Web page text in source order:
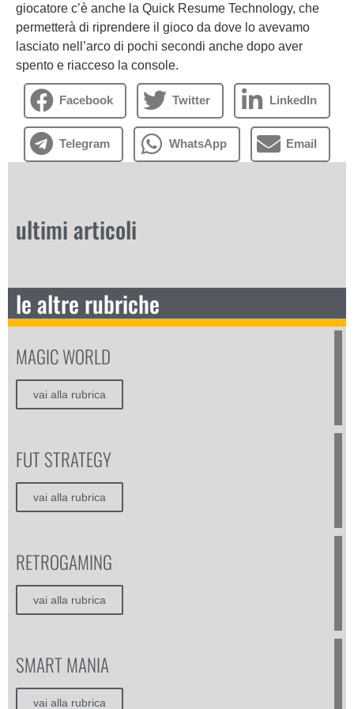
giocatore c’è anche la Quick Resume Technology, che
permetterà di riprendere il gioco da dove lo avevamo
lasciato nell’arco di pochi secondi anche dopo aver
spento e riacceso la console.
Facebook Twitter LinkedIn
Telegram WhatsApp Email
ultimi articoli
le altre rubriche
MAGIC WORLD
vai alla rubrica
FUT STRATEGY
vai alla rubrica
RETROGAMING
vai alla rubrica
SMART MANIA
vai alla rubrica